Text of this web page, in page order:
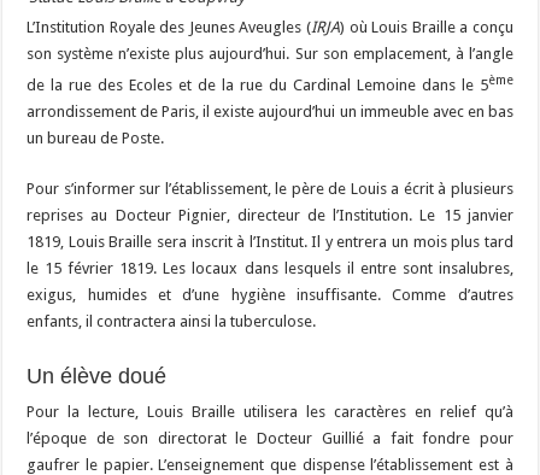
L’Institution Royale des Jeunes Aveugles (IRJA) où Louis Braille a conçu
son système n’existe plus aujourd’hui. Sur son emplacement, à l’angle
de la rue des Ecoles et de la rue du Cardinal Lemoine dans le 5ème
arrondissement de Paris, il existe aujourd’hui un immeuble avec en bas
un bureau de Poste.
Pour s’informer sur l’établissement, le père de Louis a écrit à plusieurs
reprises au Docteur Pignier, directeur de l’Institution. Le 15 janvier
1819, Louis Braille sera inscrit à l’Institut. Il y entrera un mois plus tard
le 15 février 1819. Les locaux dans lesquels il entre sont insalubres,
exigus, humides et d’une hygiène insuffisante. Comme d’autres
enfants, il contractera ainsi la tuberculose.
Un élève doué
Pour la lecture, Louis Braille utilisera les caractères en relief qu’à
l’époque de son directorat le Docteur Guillié a fait fondre pour
gaufrer le papier. L’enseignement que dispense l’établissement est à